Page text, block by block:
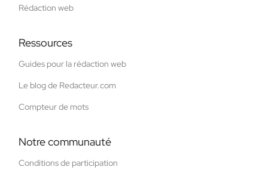
Rédaction web
Ressources
Guides pour la rédaction web
Le blog de Redacteur.com
Compteur de mots
Notre communauté
Conditions de participation